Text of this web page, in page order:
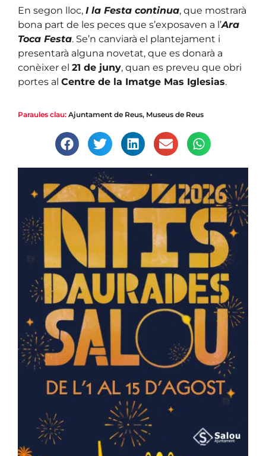
En segon lloc, I la Festa continua, que mostrarà
bona part de les peces que s’exposaven a l’Ara
Toca Festa. Se’n canviarà el plantejament i
presentarà alguna novetat, que es donarà a
conèixer el 21 de juny, quan es preveu que obri
portes al Centre de la Imatge Mas Iglesias.
Paraules clau: Ajuntament de Reus, Museus de Reus